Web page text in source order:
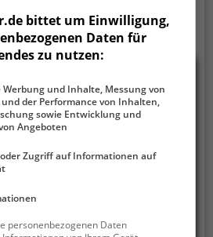
bittet um Einwilligung,
Daten für
zu nutzen:
Werbung und Inhalte, Messung von
der Performance von Inhalten,
sowie Entwicklung und
Angeboten
Zugriff auf Informationen auf
personenbezogenen Daten